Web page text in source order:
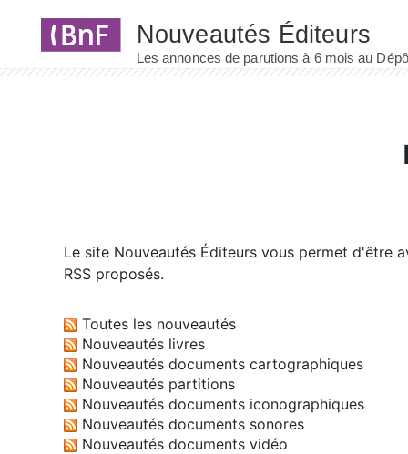
Le site Nouveautés Éditeurs vous permet d'être
RSS proposés.
Toutes les nouveautés
Nouveautés livres
Nouveautés documents cartographiques
Nouveautés partitions
Nouveautés documents iconographiques
Nouveautés documents sonores
Nouveautés documents vidéo